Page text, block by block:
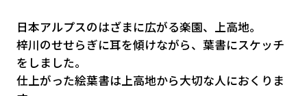
日本アルプスのはざまに広がる楽園、上高地。
梓川のせせらぎに耳を傾けながら、葉書にスケッチ
をしました。
仕上がった絵葉書は上高地から大切な人におくりま